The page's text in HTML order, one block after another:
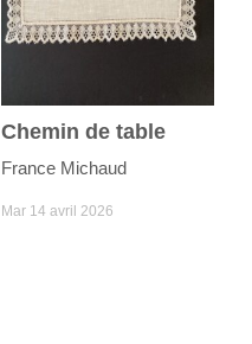
Chemin de table
France Michaud
Mar 14 avril 2026